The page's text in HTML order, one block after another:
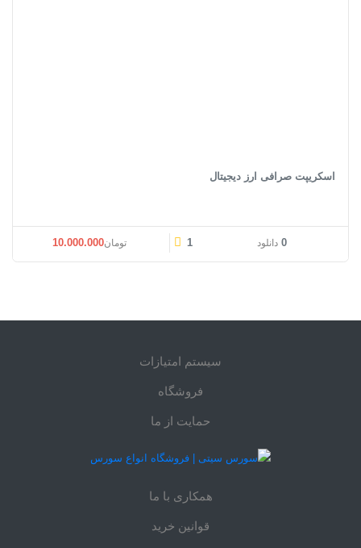
اسکریپت صرافی ارز دیجیتال
0 دانلود 1 تومان10.000.000
سیستم امتیازات
فروشگاه
حمایت از ما
همکاری با ما
قوانین خرید